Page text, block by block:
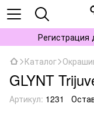
Регистрация
Каталог
GLYNT
Артикул: 1231